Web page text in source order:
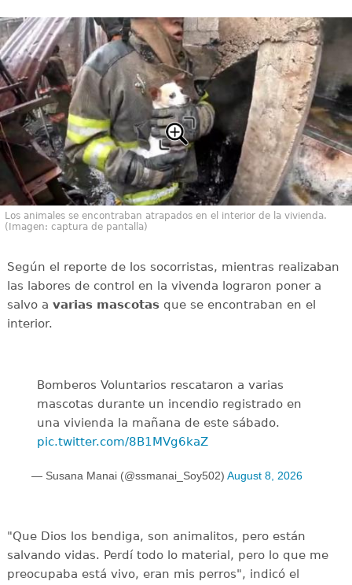
Los animales se encontraban atrapados en el interior de la vivienda.
(Imagen: captura de pantalla)
Según el reporte de los socorristas, mientras realizaban
las labores de control en la vivenda lograron poner a
salvo a varias mascotasque se encontraban en el
interior.
Bomberos Voluntarios rescataron a varias
mascotas durante un incendio registrado en
una vivienda la mañana de este sábado.
pic.twitter.com/8B1MVg6kaZ
— Susana Manai (@ssmanai_Soy502) August 8, 2026
"Que Dios los bendiga, son animalitos, pero están
salvando vidas. Perdí todo lo material, pero lo que me
preocupaba está vivo, eran mis perros", indicó el